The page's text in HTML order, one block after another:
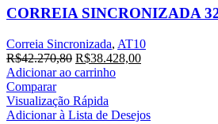
CORREIA SINCRONIZADA
Correia Sincronizada, AT10
R$42.270,80 O
preço
era:
R$42.270,80.
R$38.428,00O
R$38.428,00.
Adicionar ao carrinho
Comparar
Visualização Rápida
Adicionar à Lista de Desejos